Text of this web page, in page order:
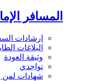
المسافر
إرشادات
البلاغات
وثيقة العودة
تواجدي
شهادات لمن